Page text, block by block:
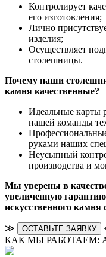
Контролирует
его изготовления;
Лично
изделия;
Осуществляет
столешницы.
Почему наши
камня качественные?
Идеальные карты
нашей команды
руками наших
Неусыпный
производства и
Мы уверены в
увеличенную
искусственного камня
≫ ОСТАВЬТЕ ЗАЯВКУ
КАК МЫ РАБОТАЕМ: